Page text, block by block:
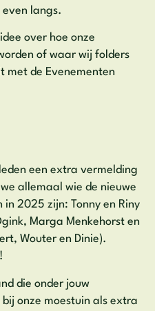
langs.
over hoe onze
of waar wij folders
met de Evenementen
een extra vermelding
allemaal wie de nieuwe
2025 zijn: Tonny en Riny
Marga Menkehorst en
Wouter en Dinie).
die onder jouw
onze moestuin als extra